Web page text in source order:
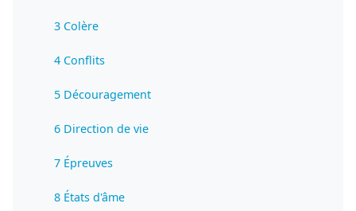
3 Colère
4 Conflits
5 Découragement
6 Direction de vie
7 Épreuves
8 États d'âme